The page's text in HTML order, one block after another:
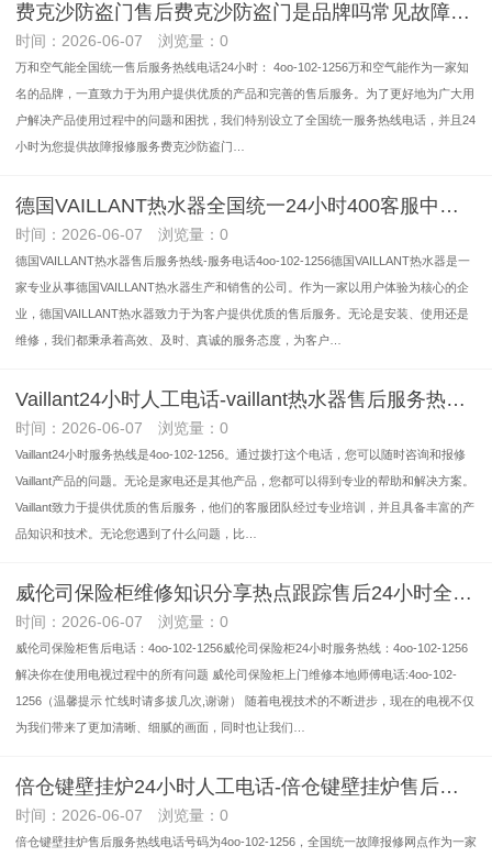
费克沙防盗门售后费克沙防盗门是品牌吗常见故障维修24小时售后电话《今日汇总》
时间：2026-06-07 浏览量：0
万和空气能全国统一售后服务热线电话24小时： 4oo-102-1256万和空气能作为一家知
名的品牌，一直致力于为用户提供优质的产品和完善的售后服务。为了更好地为广大用
户解决产品使用过程中的问题和困扰，我们特别设立了全国统一服务热线电话，并且24
小时为您提供故障报修服务费克沙防盗门…
德国VAILLANT热水器全国统一24小时400客服中心vaillant热水器怎么样售后电话号码是多少-全国受理客服中心实时反馈全+境+到+达
时间：2026-06-07 浏览量：0
德国VAILLANT热水器售后服务热线-服务电话4oo-102-1256德国VAILLANT热水器是一
家专业从事德国VAILLANT热水器生产和销售的公司。作为一家以用户体验为核心的企
业，德国VAILLANT热水器致力于为客户提供优质的售后服务。无论是安装、使用还是
维修，我们都秉承着高效、及时、真诚的服务态度，为客户…
Vaillant24小时人工电话-vaillant热水器售后服务热线售后服务电话(快速客服故障中心)2026讲信誉+排名一览
时间：2026-06-07 浏览量：0
Vaillant24小时服务热线是4oo-102-1256。通过拨打这个电话，您可以随时咨询和报修
Vaillant产品的问题。无论是家电还是其他产品，您都可以得到专业的帮助和解决方案。
Vaillant致力于提供优质的售后服务，他们的客服团队经过专业培训，并且具备丰富的产
品知识和技术。无论您遇到了什么问题，比…
威伦司保险柜维修知识分享热点跟踪售后24小时全国受理热线中心(2026上线)
时间：2026-06-07 浏览量：0
威伦司保险柜售后电话：4oo-102-1256威伦司保险柜24小时服务热线：4oo-102-1256
解决你在使用电视过程中的所有问题 威伦司保险柜上门维修本地师傅电话:4oo-102-
1256（温馨提示 忙线时请多拔几次,谢谢） 随着电视技术的不断进步，现在的电视不仅
为我们带来了更加清晰、细腻的画面，同时也让我们…
倍仓键壁挂炉24小时人工电话-倍仓键壁挂炉售后服务电话全国售后维修电话是多少(2026服务更新)
时间：2026-06-07 浏览量：0
倍仓键壁挂炉售后服务热线电话号码为4oo-102-1256，全国统一故障报修网点作为一家